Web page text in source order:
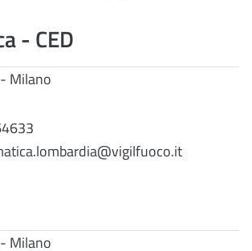
- CED
Milano
Milano